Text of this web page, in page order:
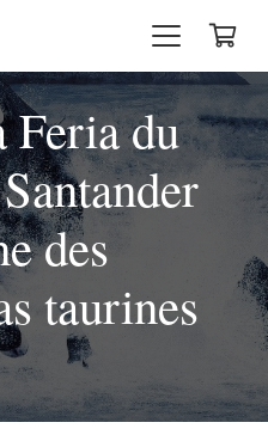
Feria du
des
taurines